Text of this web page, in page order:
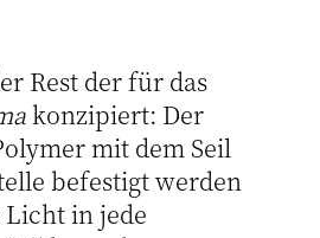
Rest der für das
konzipiert: Der
mit dem Seil
befestigt werden
in jede